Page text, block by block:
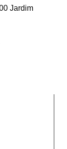
Jardim